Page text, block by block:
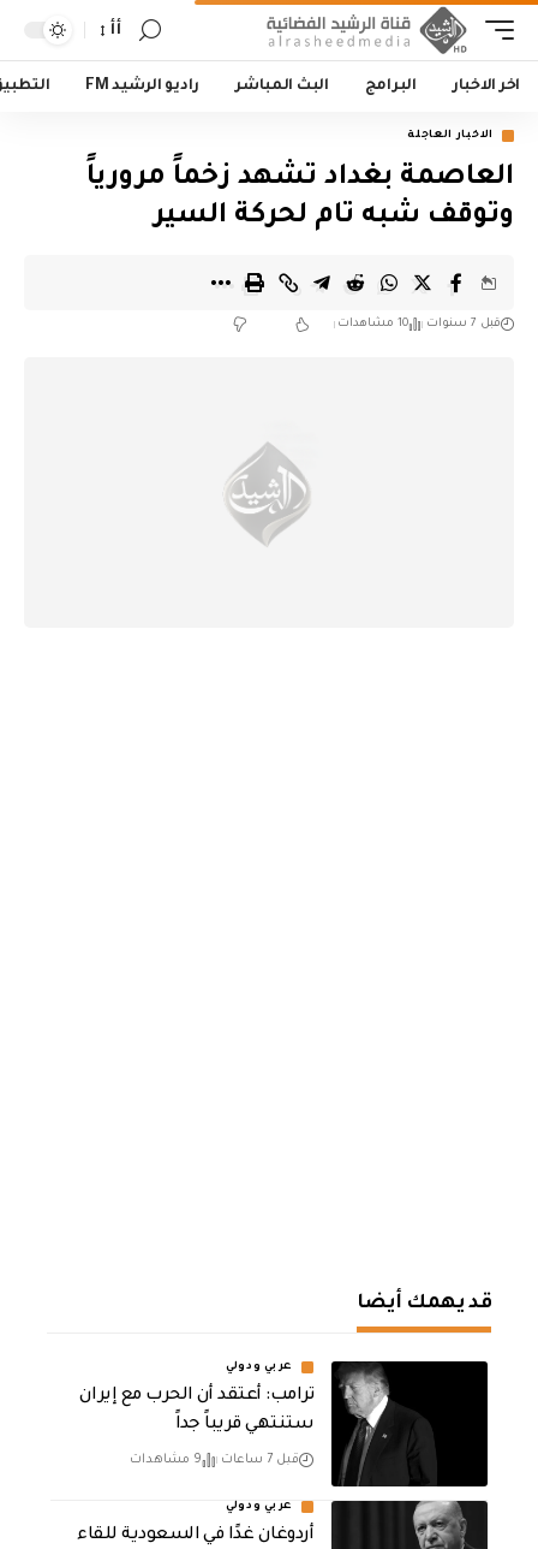
أأ
اخر الاخبار البرامج البث المباشر راديو الرشيد FM
الاخبار العاجلة
العاصمة بغداد تشهد زخماً مرورياً
وتوقف شبه تام لحركة السير
قبل 7 سنوات 10 مشاهدات
قد يهمك أيضا
عربي ودولي
‏ترامب: أعتقد أن الحرب مع إيران
ستنتهي قريباً جداً
قبل 7 ساعات 9 مشاهدات
عربي ودولي
أردوغان غدًا في السعودية للقاء